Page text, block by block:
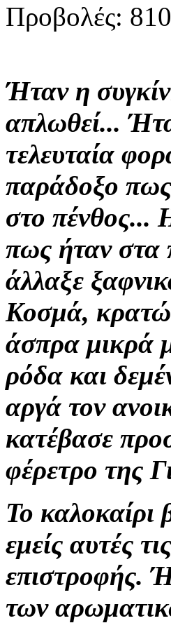
Προβολές:
Ήταν η
απλωθεί...
τελευταία
παράδοξο
στο πένθος...
πως ήταν στα
άλλαξε
Κοσμά,
άσπρα μικρά
ρόδα και
αργά τον
κατέβασε
φέρετρο της
Το καλοκαίρι
εμείς αυτές
επιστροφής.
των